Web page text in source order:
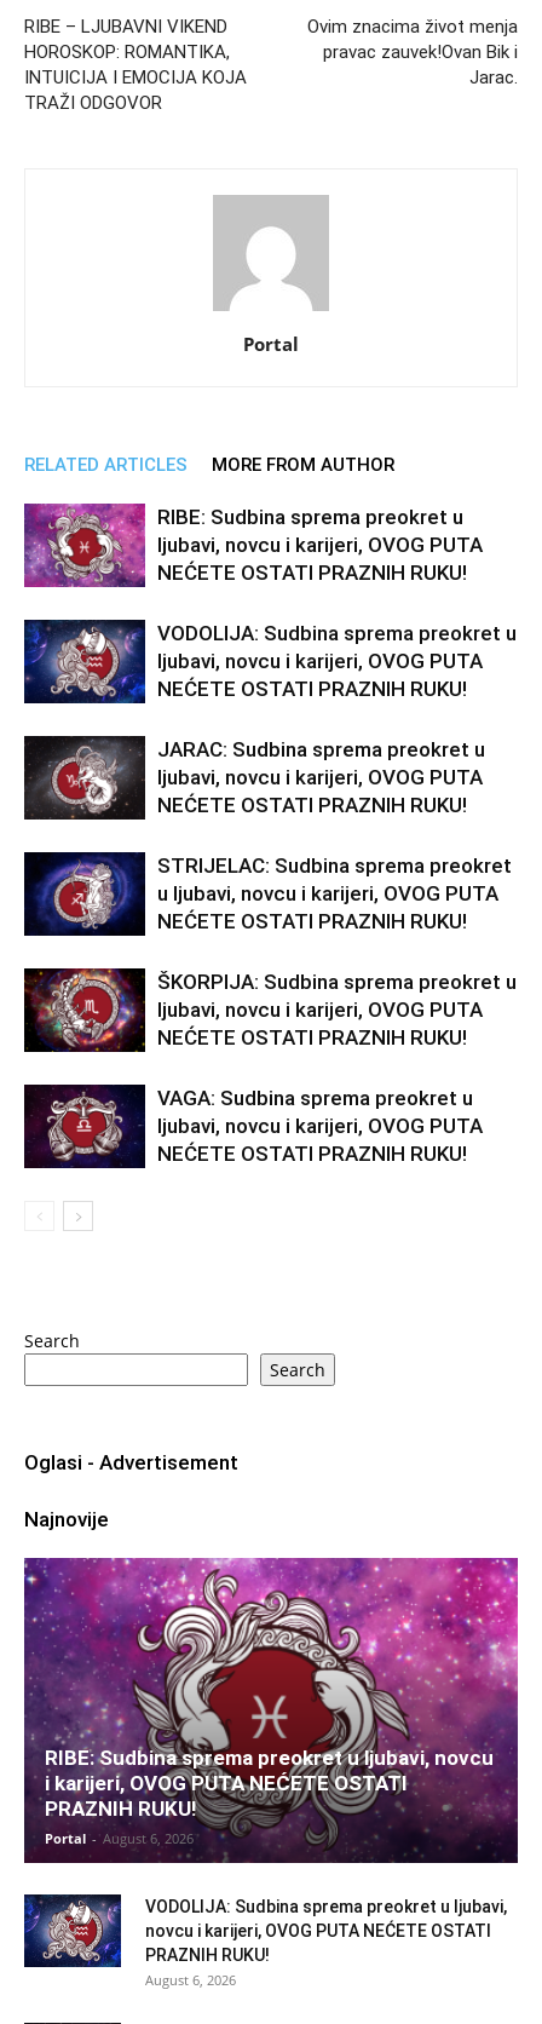
RIBE – LJUBAVNI VIKEND
HOROSKOP: ROMANTIKA,
INTUICIJA I EMOCIJA KOJA
TRAŽI ODGOVOR
Ovim znacima život menja
pravac zauvek!Ovan Bik i
Jarac.
Portal
RELATED ARTICLES MORE FROM AUTHOR
RIBE: Sudbina sprema preokret u
ljubavi, novcu i karijeri, OVOG PUTA
NEĆETE OSTATI PRAZNIH RUKU!
VODOLIJA: Sudbina sprema preokret u
ljubavi, novcu i karijeri, OVOG PUTA
NEĆETE OSTATI PRAZNIH RUKU!
JARAC: Sudbina sprema preokret u
ljubavi, novcu i karijeri, OVOG PUTA
NEĆETE OSTATI PRAZNIH RUKU!
STRIJELAC: Sudbina sprema preokret
u ljubavi, novcu i karijeri, OVOG PUTA
NEĆETE OSTATI PRAZNIH RUKU!
ŠKORPIJA: Sudbina sprema preokret u
ljubavi, novcu i karijeri, OVOG PUTA
NEĆETE OSTATI PRAZNIH RUKU!
VAGA: Sudbina sprema preokret u
ljubavi, novcu i karijeri, OVOG PUTA
NEĆETE OSTATI PRAZNIH RUKU!
Search
Search
Oglasi - Advertisement
Najnovije
RIBE: Sudbina sprema preokret u ljubavi, novcu
i karijeri, OVOG PUTA NEĆETE OSTATI
PRAZNIH RUKU!
Portal - August 6, 2026
VODOLIJA: Sudbina sprema preokret u ljubavi,
novcu i karijeri, OVOG PUTA NEĆETE OSTATI
PRAZNIH RUKU!
August 6, 2026